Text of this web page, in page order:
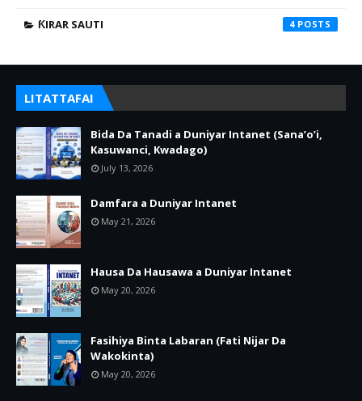
ƘIRAR SAUTI 4
LITATTAFAI
Bida Da Tanadi a Duniyar Intanet (Sana’o’i,
Kasuwanci, Kwadago)
July 13, 2026
Damfara a Duniyar Intanet
May 21, 2026
Hausa Da Hausawa a Duniyar Intanet
May 20, 2026
Fasihiya Binta Labaran (Fati Nijar Da
Wakokinta)
May 20, 2026